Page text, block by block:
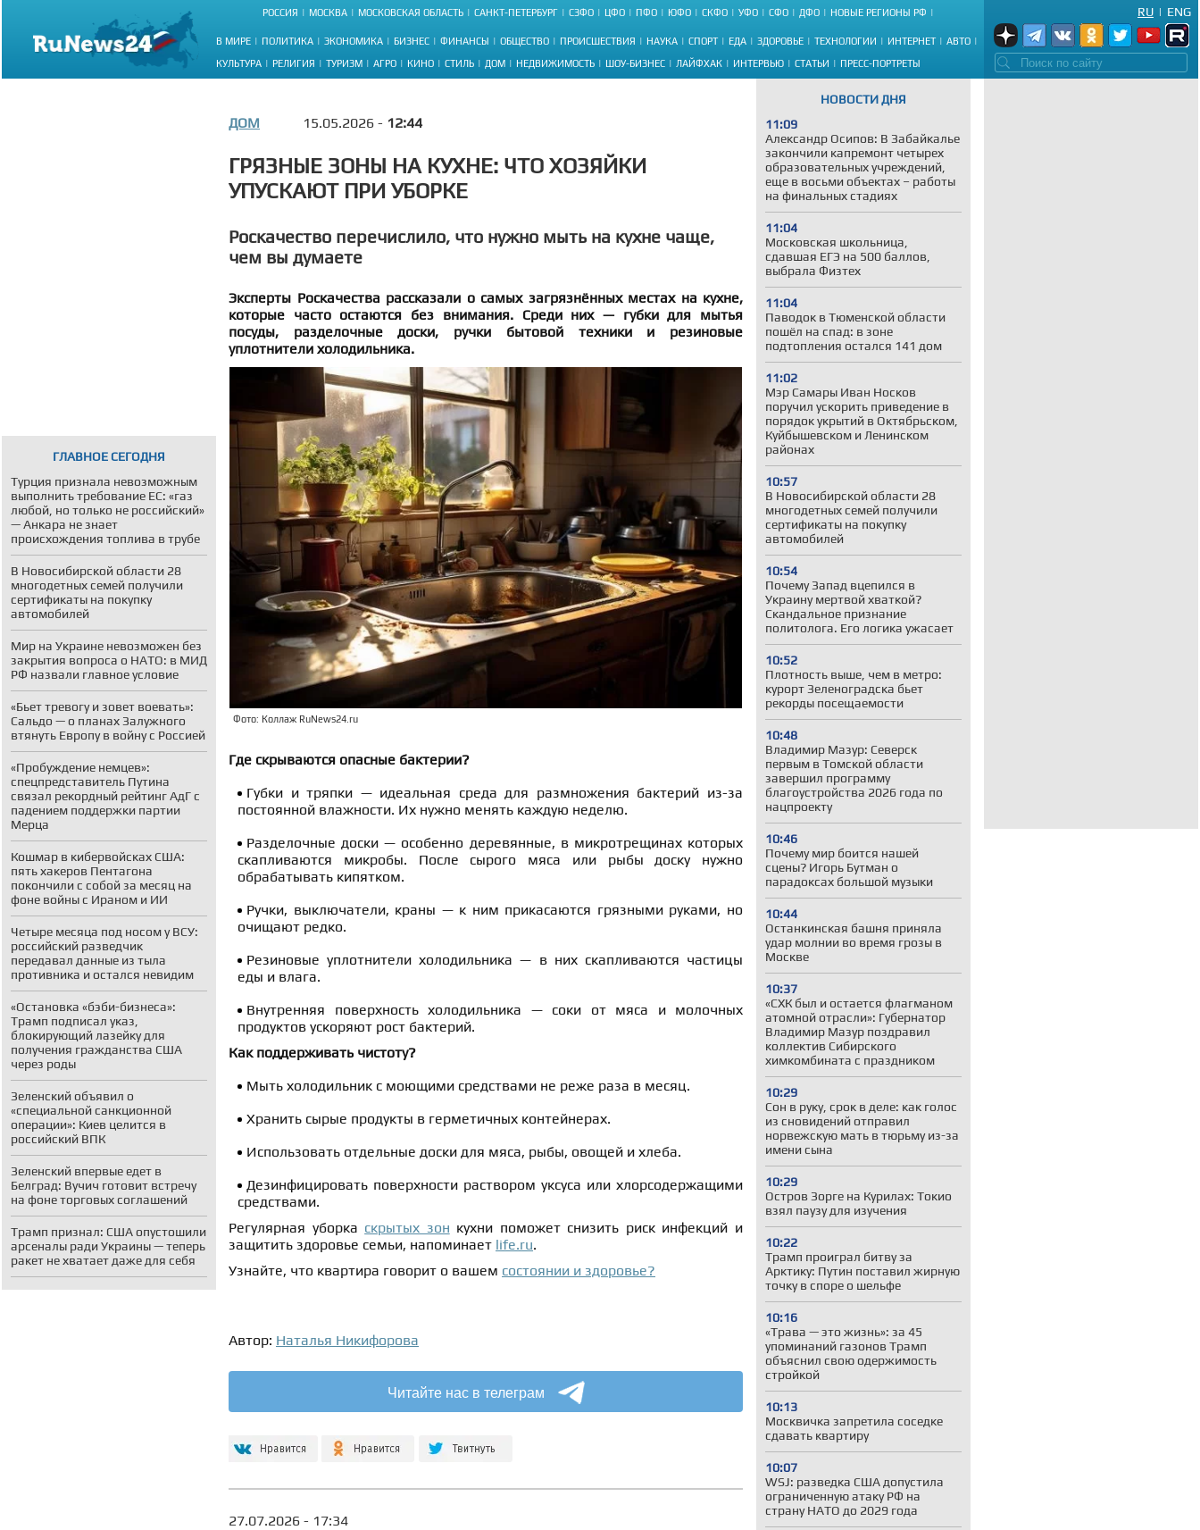
РОССИЯ МОСКВА МОСКОВСКАЯ ОБЛАСТЬ САНКТ-ПЕТЕРБУРГ СЗФО ЦФО ПФО ЮФО СКФО УФО СФО ДФО НОВЫЕ РЕГИОНЫ РФ
В МИРЕ ПОЛИТИКА ЭКОНОМИКА БИЗНЕС ФИНАНСЫ ОБЩЕСТВО ПРОИСШЕСТВИЯ НАУКА СПОРТ ЕДА ЗДОРОВЬЕ ТЕХНОЛОГИИ ИНТЕРНЕТ АВТО
КУЛЬТУРА РЕЛИГИЯ ТУРИЗМ АГРО КИНО СТИЛЬ ДОМ НЕДВИЖИМОСТЬ ШОУ-БИЗНЕС ЛАЙФХАК ИНТЕРВЬЮ СТАТЬИ ПРЕСС-ПОРТРЕТЫ
ENG
|
RU
ГЛАВНОЕ СЕГОДНЯ
Турция признала невозможным
выполнить требование ЕС: «газ
любой, но только не российский»
— Анкара не знает
происхождения топлива в трубе
В Новосибирской области 28
многодетных семей получили
сертификаты на покупку
автомобилей
Мир на Украине невозможен без
закрытия вопроса о НАТО: в МИД
РФ назвали главное условие
«Бьет тревогу и зовет воевать»:
Сальдо — о планах Залужного
втянуть Европу в войну с Россией
«Пробуждение немцев»:
спецпредставитель Путина
связал рекордный рейтинг АдГ с
падением поддержки партии
Мерца
Кошмар в кибервойсках США:
пять хакеров Пентагона
покончили с собой за месяц на
фоне войны с Ираном и ИИ
Четыре месяца под носом у ВСУ:
российский разведчик
передавал данные из тыла
противника и остался невидим
«Остановка «бэби-бизнеса»:
Трамп подписал указ,
блокирующий лазейку для
получения гражданства США
через роды
Зеленский объявил о
«специальной санкционной
операции»: Киев целится в
российский ВПК
Зеленский впервые едет в
Белград: Вучич готовит встречу
на фоне торговых соглашений
Трамп признал: США опустошили
арсеналы ради Украины — теперь
ракет не хватает даже для себя
НОВОСТИ ДНЯ
11:09
Александр Осипов: В Забайкалье
закончили капремонт четырех
образовательных учреждений,
еще в восьми объектах – работы
на финальных стадиях
11:04
Московская школьница,
сдавшая ЕГЭ на 500 баллов,
выбрала Физтех
11:04
Паводок в Тюменской области
пошёл на спад: в зоне
подтопления остался 141 дом
11:02
Мэр Самары Иван Носков
поручил ускорить приведение в
порядок укрытий в Октябрьском,
Куйбышевском и Ленинском
районах
10:57
В Новосибирской области 28
многодетных семей получили
сертификаты на покупку
автомобилей
10:54
Почему Запад вцепился в
Украину мертвой хваткой?
Скандальное признание
политолога. Его логика ужасает
10:52
Плотность выше, чем в метро:
курорт Зеленоградска бьет
рекорды посещаемости
10:48
Владимир Мазур: Северск
первым в Томской области
завершил программу
благоустройства 2026 года по
нацпроекту
10:46
Почему мир боится нашей
сцены? Игорь Бутман о
парадоксах большой музыки
10:44
Останкинская башня приняла
удар молнии во время грозы в
Москве
10:37
«СХК был и остается флагманом
атомной отрасли»: Губернатор
Владимир Мазур поздравил
коллектив Сибирского
химкомбината с праздником
10:29
Сон в руку, срок в деле: как голос
из сновидений отправил
норвежскую мать в тюрьму из-за
имени сына
10:29
Остров Зорге на Курилах: Токио
взял паузу для изучения
10:22
Трамп проиграл битву за
Арктику: Путин поставил жирную
точку в споре о шельфе
10:16
«Трава — это жизнь»: за 45
упоминаний газонов Трамп
объяснил свою одержимость
стройкой
10:13
Москвичка запретила соседке
сдавать квартиру
10:07
WSJ: разведка США допустила
ограниченную атаку РФ на
страну НАТО до 2029 года
ДОМ 15.05.2026 - 12:44
ГРЯЗНЫЕ ЗОНЫ НА КУХНЕ: ЧТО ХОЗЯЙКИ
УПУСКАЮТ ПРИ УБОРКЕ
Роскачество перечислило, что нужно мыть на кухне чаще,
чем вы думаете
Эксперты Роскачества рассказали о самых загрязнённых местах на кухне,
которые часто остаются без внимания. Среди них — губки для мытья
посуды, разделочные доски, ручки бытовой техники и резиновые
уплотнители холодильника.
Фото: Коллаж RuNews24.ru
Где скрываются опасные бактерии?
Губки и тряпки — идеальная среда для размножения бактерий из-за
постоянной влажности. Их нужно менять каждую неделю.
Разделочные доски — особенно деревянные, в микротрещинах которых
скапливаются микробы. После сырого мяса или рыбы доску нужно
обрабатывать кипятком.
Ручки, выключатели, краны — к ним прикасаются грязными руками, но
очищают редко.
Резиновые уплотнители холодильника — в них скапливаются частицы
еды и влага.
Внутренняя поверхность холодильника — соки от мяса и молочных
продуктов ускоряют рост бактерий.
Как поддерживать чистоту?
Мыть холодильник с моющими средствами не реже раза в месяц.
Хранить сырые продукты в герметичных контейнерах.
Использовать отдельные доски для мяса, рыбы, овощей и хлеба.
Дезинфицировать поверхности раствором уксуса или хлорсодержащими
средствами.
Регулярная уборка скрытых зон кухни поможет снизить риск инфекций и
защитить здоровье семьи, напоминает life.ru.
Узнайте, что квартира говорит о вашем состоянии и здоровье?
Автор: Наталья Никифорова
Читайте нас в телеграм
27.07.2026 - 17:34